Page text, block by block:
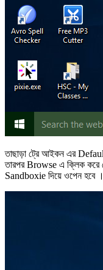
তাছাড়া ট্রে আইকন এর
তারপর Browse এ ক্লিক করে
Sandboxie দিয়ে ওপেন হবে ।